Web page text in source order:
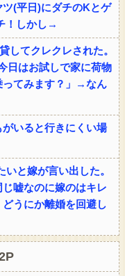
(平日)にダチのKとゲ
！しかし→
してクレクレされた。
日はお試しで家に荷物
ってみます？」→なん
いると行きにくい場
と嫁が言い出した。
嘘なのに嫁のはキレ
うにか離婚を回避し